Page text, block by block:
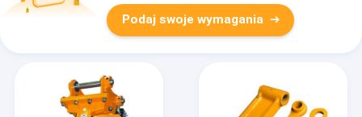
Podaj swoje wymagania